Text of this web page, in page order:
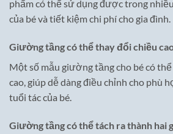
phẩm có thể sử dụng được trong
của bé và tiết kiệm chi phí cho gia đình.
Giường tầng có thể thay đổi chiều
Một số mẫu giường tầng cho bé có
cao, giúp dễ dàng điều chỉnh cho phù
tuổi tác của bé.
Giường tầng có thể tách ra thành hai